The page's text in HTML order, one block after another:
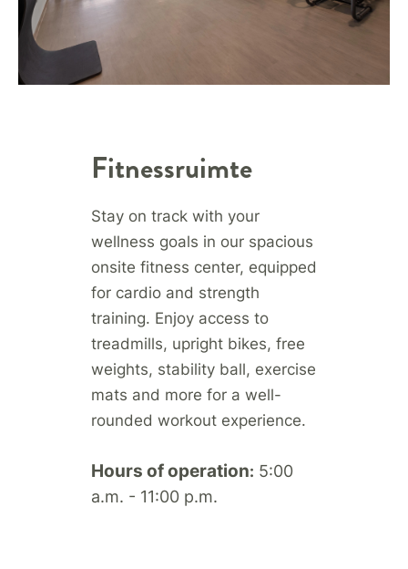
Fitnessruimte
Stay on track with your
wellness goals in our spacious
onsite fitness center, equipped
for cardio and strength
training. Enjoy access to
treadmills, upright bikes, free
weights, stability ball, exercise
mats and more for a well-
rounded workout experience.
Hours of operation: 5:00
a.m. - 11:00 p.m.